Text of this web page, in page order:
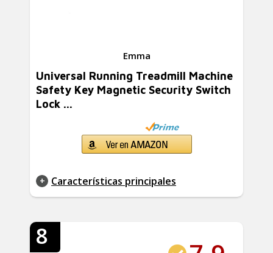
Emma
Universal Running Treadmill Machine
Safety Key Magnetic Security Switch
Lock ...
Características principales
8